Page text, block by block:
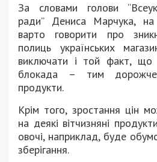
За словами голови
ради” Дениса Марчука,
варто говорити про
полиць українських
виключати і той факт,
блокада – тим
продукти.
Крім того, зростання цін
на деякі вітчизняні
овочі, наприклад, буде
зберігання.